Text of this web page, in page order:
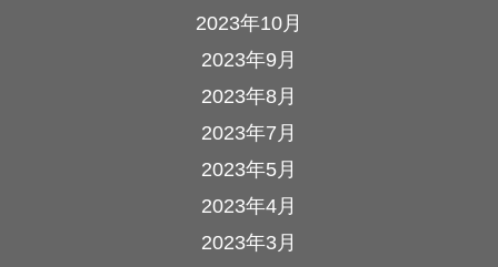
2023年10月
2023年9月
2023年8月
2023年7月
2023年5月
2023年4月
2023年3月